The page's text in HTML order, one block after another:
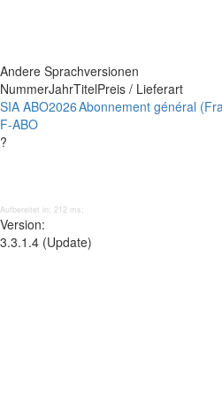
Andere Sprachversionen
NummerJahrTitelPreis / Lieferart
SIA ABO
F-ABO
?
2026Abonnement général
Aufbereitet in: 212 ms;
Version:
3.3.1.4 (Update)